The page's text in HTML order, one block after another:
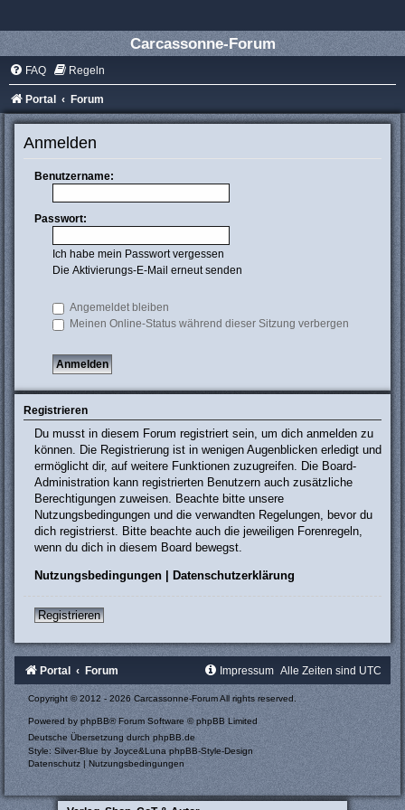
Carcassonne-Forum
FAQ Regeln
Portal Forum
Anmelden
Benutzername:
Passwort:
Ich habe mein Passwort vergessen
Die Aktivierungs-E-Mail erneut senden
Angemeldet bleiben
Meinen Online-Status während dieser Sitzung verbergen
Registrieren
Du musst in diesem Forum registriert sein, um dich anmelden zu
können. Die Registrierung ist in wenigen Augenblicken erledigt und
ermöglicht dir, auf weitere Funktionen zuzugreifen. Die Board-
Administration kann registrierten Benutzern auch zusätzliche
Berechtigungen zuweisen. Beachte bitte unsere
Nutzungsbedingungen und die verwandten Regelungen, bevor du
dich registrierst. Bitte beachte auch die jeweiligen Forenregeln,
wenn du dich in diesem Board bewegst.
Nutzungsbedingungen Datenschutzerklärung
Registrieren
Portal Forum Alle Zeiten sind UTC
Impressum
Copyright © 2012 - 2026 Carcassonne-Forum All rights reserved.
Powered byphpBB® Forum Software © phpBB Limited
Deutsche Übersetzung durch phpBB.de
Style: Silver-Blue by Joyce&Luna phpBB-Style-Design
Datenschutz
Nutzungsbedingungen